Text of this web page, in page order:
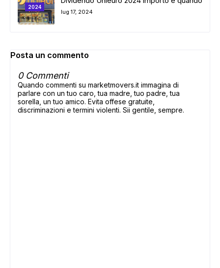
2024
lug 17, 2024
Posta un commento
0 Commenti
Quando commenti su marketmovers.it immagina di
parlare con un tuo caro, tua madre, tuo padre, tua
sorella, un tuo amico. Evita offese gratuite,
discriminazioni e termini violenti. Sii gentile, sempre.